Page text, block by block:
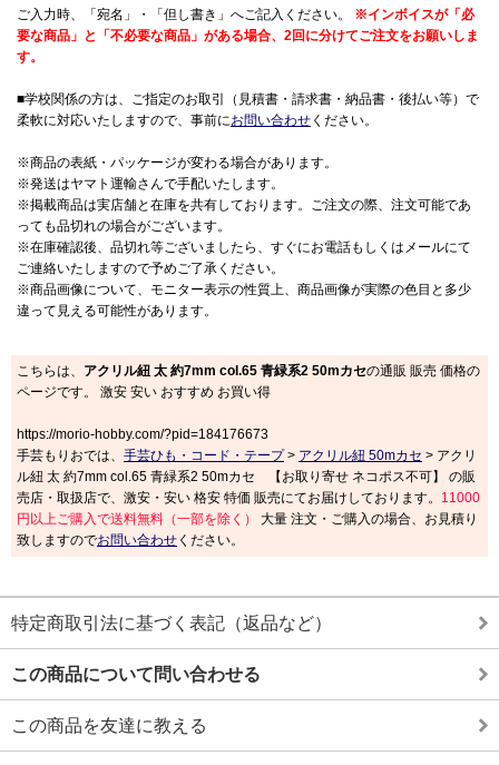
ご入力時、「宛名」・「但し書き」へご記入ください。 ※インボイスが「必
要な商品」と「不必要な商品」がある場合、2回に分けてご注文をお願いしま
す。
■学校関係の方は、ご指定のお取引（見積書・請求書・納品書・後払い等）で
柔軟に対応いたしますので、事前にお問い合わせ ください。
※商品の表紙・パッケージが変わる場合があります。
※発送はヤマト運輸さんで手配いたします。
※掲載商品は実店舗と在庫を共有しております。ご注文の際、注文可能であ
っても品切れの場合がございます。
※在庫確認後、品切れ等ございましたら、すぐにお電話もしくはメールにて
ご連絡いたしますので予めご了承ください。
※商品画像について、モニター表示の性質上、商品画像が実際の色目と多少
違って見える可能性があります。
こちらは、 アクリル紐 太 約7mm col.65 青緑系2 50mカセの通販 販売 価格の
ページです。 激安 安い おすすめ お買い得
https://morio-hobby.com/?pid=184176673
手芸もりおでは、 手芸ひも・コード・テープ> アクリル紐 50mカセ > アクリ
ル紐 太 約7mm col.65 青緑系2 50mカセ 【お取り寄せ ネコポス不可】 の販
売店・取扱店で、激安・安い 格安 特価 販売にてお届けしております。 11000
円以上ご購入で送料無料（一部を除く）
大量 注文・ご購入の場合、お見積り
致しますのでお問い合わせ ください。
特定商取引法に基づく表記（返品など）
この商品について問い合わせる
この商品を友達に教える